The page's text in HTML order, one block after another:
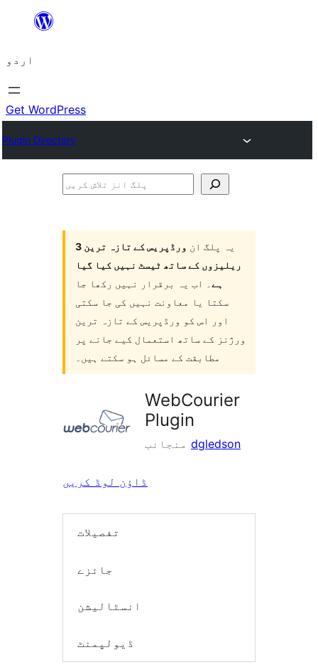
چھوڑیں
پر
جائیں
اردو
Get WordPress
Plugin Directory
پلگ
کریں
یہ پلگ ان
ورڈپریس کے تازہ ترین 3
ریلیزوں کے ساتھ ٹیسٹ نہیں کیا گیا
ہے ۔ اب یہ برقرار نہیں رکھا جا
سکتا یا معاونت نہیں کی جا سکتی
اور اس کو ورڈپریس کے تازہ ترین
ورژنز کے ساتھ استعمال کیے جانے پر
مطابقت کے مسائل ہو سکتے ہیں۔
WebCourier
Plugin
dgledson
ڈاؤن لوڈ کریں
تفصیلات
جائزے
انسٹالیشن
ڈیولپمنٹ